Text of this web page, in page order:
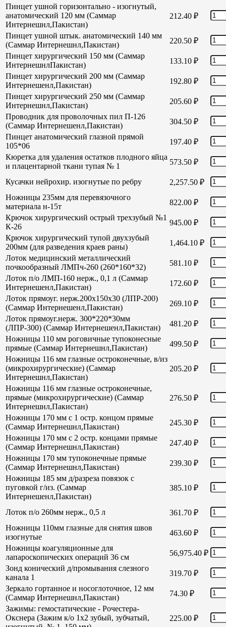
Пинцет ушной горизонтально - изогнутый,
анатомический 120 мм (Саммар
Интернешнл,Пакистан)
212.40 ₽
Пинцет ушной штык. анатомический 140 мм
(Саммар Интернешнл,Пакистан)
220.50 ₽
Пинцет хирургический 150 мм (Саммар
ИнтернешнлПакистан)
133.10 ₽
Пинцет хирургический 200 мм (Саммар
Интернешенл,Пакистан)
192.80 ₽
Пинцет хирургический 250 мм (Саммар
Интернешнл,Пакистан)
205.60 ₽
Проводник для проволочных пил П-126
(Саммар Интернешенл,Пакистан)
304.50 ₽
Пинцет анатомический глазной прямой
105*06
197.40 ₽
Кюретка для удаления остатков плодного яйца
и плацентарной ткани тупая № 1
573.50 ₽
Кусачки нейрохир. изогнутые по ребру 2,257.50 ₽
Ножницы 235мм для перевязочного
материала н-15т
822.00 ₽
Крючок хирургический острый трехзубый №1
К-26
945.00 ₽
Крючок хирургический тупой двухзубый
200мм (для разведения краев раны)
1,464.10 ₽
Лоток медицинский металлический
почкообразный ЛМПч-260 (260*160*32)
581.10 ₽
Лоток п/о ЛМП-160 нерж., 0,1 л (Саммар
Интернешенл,Пакистан)
172.60 ₽
Лоток прямоуг. нерж.200х150х30 (ЛПР-200)
(Саммар Интернешенл,Пакистан)
269.10 ₽
Лоток прямоуг.нерж. 300*220*30мм
(ЛПР-300) (Саммар Интернешенл,Пакистан)
481.20 ₽
Ножницы 110 мм роговичные тупоконесные
прямые (Саммар Интернешнл,Пакистан)
499.50 ₽
Ножницы 116 мм глазные остроконечные, в/из
(микрохирургические) (Саммар
Интернешнл,Пакистан)
205.20 ₽
Ножницы 116 мм глазные остроконечные,
прямые (микрохирургические) (Саммар
Интернешнл,Пакистан)
276.50 ₽
Ножницы 170 мм с 1 остр. концом прямые
(Саммар Интернешнл,Пакистан)
245.30 ₽
Ножницы 170 мм с 2 остр. концами прямые
(Саммар Интернешнл,Пакистан)
247.40 ₽
Ножницы 170 мм тупоконечные прямые
(Саммар Интернешнл,Пакистан)
239.30 ₽
Ножницы 185 мм д/разреза повязок с
пуговкой г/из. (Саммар
Интернешенл,Пакистан)
385.10 ₽
Лоток п/о 260мм нерж., 0,5 л 361.70 ₽
Ножницы 110мм глазные для снятия швов
изогнутые
463.60 ₽
Ножницы коагуляционные для
лапароскопических операций 36 см
56,975.40 ₽
Зонд конический д/промывания слезного
канала 1
319.70 ₽
Зеркало гортанное и носоглоточное, 12 мм
(Саммар Интернешнл,Пакистан)
74.30 ₽
Зажимы: гемостатические - Рочестера-
Окснера (Зажим к/о 1х2 зубый, зубчатый,
225.00 ₽